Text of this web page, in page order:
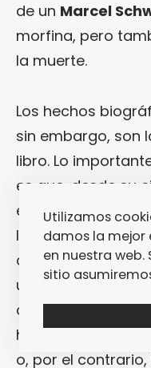
de un Marcel
morfina, pero
la muerte.
Los hechos
sin embargo, son
libro. Lo
es que, desde su
establece un
lector: ¿no es
conjetura? ¿No
una conjetura? La
concretos
haber tomada la
o, por el
Utilizamos
damos la mejor
en nuestra web.
sitio